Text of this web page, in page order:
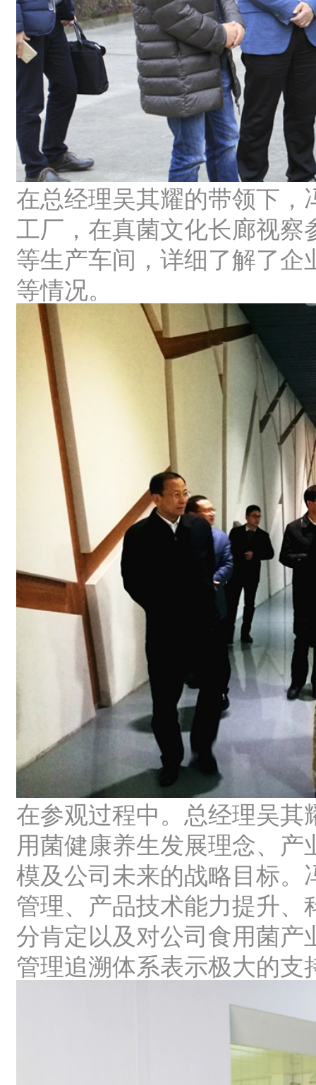
在总经理吴其耀的带领下
工厂，在真菌文化长廊视
等生产车间，详细了解了
等情况。
在参观过程中。总经理吴
用菌健康养生发展理念、
模及公司未来的战略目标
管理、产品技术能力提升
分肯定以及对公司食用菌
管理追溯体系表示极大的支